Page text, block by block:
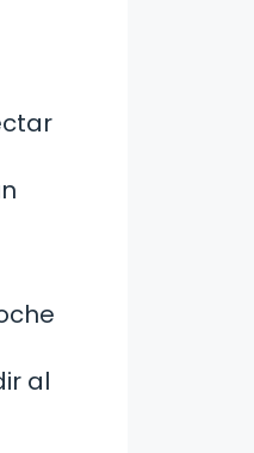
al